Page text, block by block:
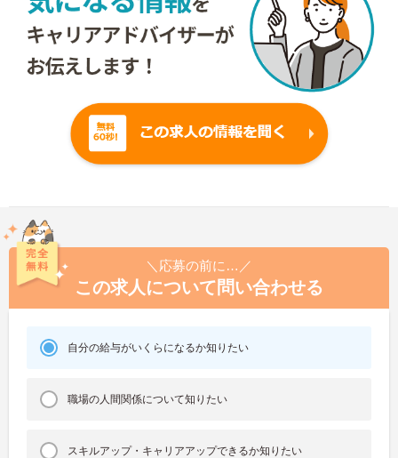
＼応募の前に…／
この求人について問い合わせる
自分の給与がいくらになるか知りたい
職場の人間関係について知りたい
スキルアップ・キャリアアップできるか知りたい